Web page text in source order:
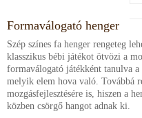
Formaválogató henger
Szép színes fa henger rengeteg
klasszikus bébi játékot ötvözi a
formaválogató játékként tanulva
melyik elem hova való. Továbbá
mozgásfejlesztésére is, hiszen a
közben csörgő hangot adnak ki.